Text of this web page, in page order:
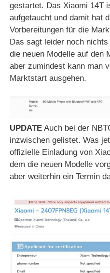
gestartet. Das Xiaomi 14T
aufgetaucht und damit hat
Vorbereitungen für die
Das sagt leider noch
die neuen Modelle auf den
aber zumindest kann man
Marktstart ausgehen.
UPDATE Auch bei der
inzwischen gelistet. Was
offizielle Einladung von
dem die neuen Modelle
aber weiterhin ein Termin